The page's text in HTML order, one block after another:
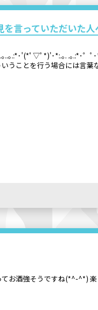
言っていただいた人
..｡.:*･'(*ﾟ▽ﾟ*)'･*:.｡. .｡.:*･゜
うことを行う場合には言葉
お酒強そうですね(*^-^*)